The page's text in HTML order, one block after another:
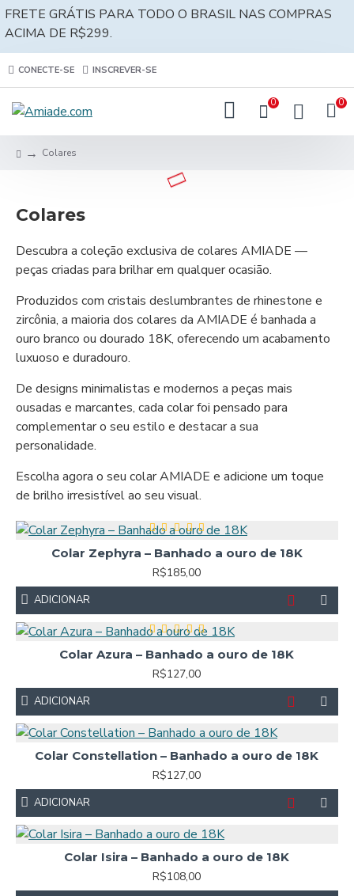
FRETE GRÁTIS PARA TODO O BRASIL NAS COMPRAS
ACIMA DE R$299.
CONECTE-SE INSCREVER-SE
0 0
Colares
Colares
Descubra a coleção exclusiva de colares AMIADE —
peças criadas para brilhar em qualquer ocasião.
Produzidos com cristais deslumbrantes de rhinestone e
zircônia, a maioria dos colares da AMIADE é banhada a
ouro branco ou dourado 18K, oferecendo um acabamento
luxuoso e duradouro.
De designs minimalistas e modernos a peças mais
ousadas e marcantes, cada colar foi pensado para
complementar o seu estilo e destacar a sua
personalidade.
Escolha agora o seu colar AMIADE e adicione um toque
de brilho irresistível ao seu visual.
Colar Zephyra – Banhado a ouro de 18K
R$185,00
ADICIONAR
Colar Azura – Banhado a ouro de 18K
R$127,00
ADICIONAR
Colar Constellation – Banhado a ouro de 18K
R$127,00
ADICIONAR
Colar Isira – Banhado a ouro de 18K
R$108,00